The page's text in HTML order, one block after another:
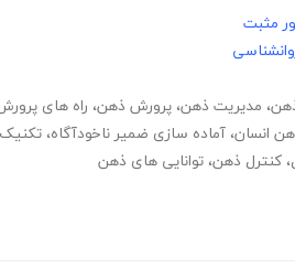
مثبت
، مدیریت ذهن، پرورش ذهن، راه های
انسان، آماده سازی ضمیر ناخودآگاه،
، کنترل ذهن، توانایی های ذهن